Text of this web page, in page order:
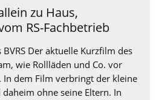
zu Haus,
RS-Fachbetrieb
Der aktuelle Kurzfilm des
wie Rollläden und Co. vor
In dem Film verbringt der kleine
ohne seine Eltern. In